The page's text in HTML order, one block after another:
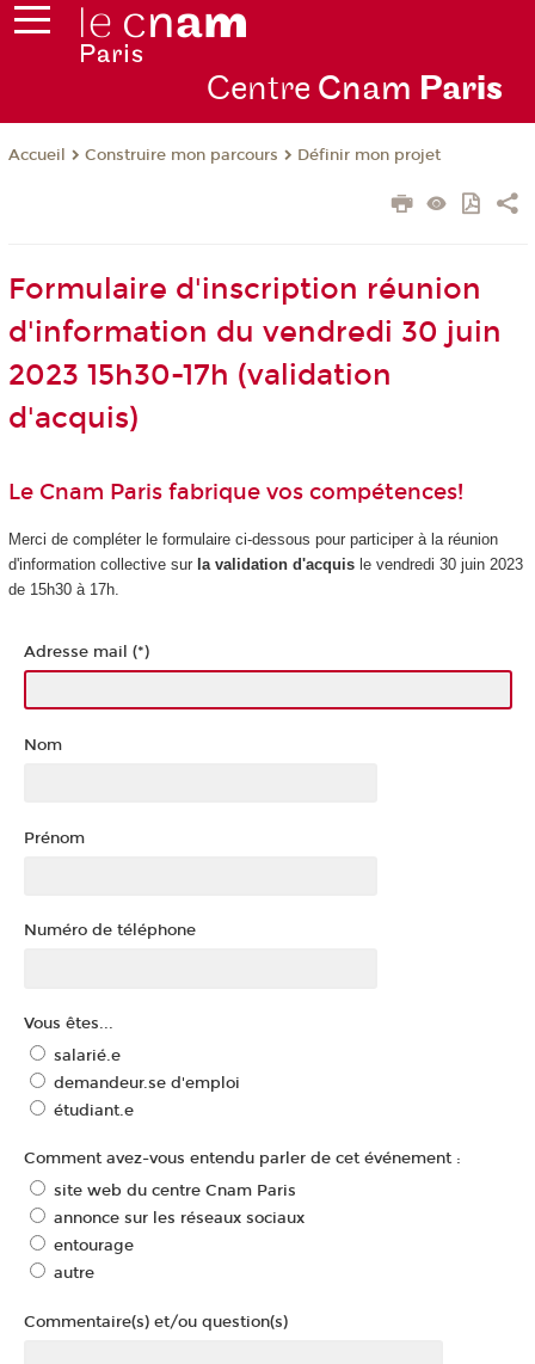
Centre Cnam Paris
Accueil Construire mon parcours Définir mon projet
Formulaire d'inscription réunion
d'information du vendredi 30 juin
2023 15h30-17h (validation
d'acquis)
Le Cnam Paris fabrique vos compétences!
Merci de compléter le formulaire ci-dessous pour participer à la réunion
d'information collective sur la validation d'acquisle vendredi 30 juin 2023
de 15h30 à 17h.
Adresse mail (*)
Nom
Prénom
Numéro de téléphone
Vous êtes...
salarié.e
demandeur.se d'emploi
étudiant.e
Comment avez-vous entendu parler de cet événement :
site web du centre Cnam Paris
annonce sur les réseaux sociaux
entourage
autre
Commentaire(s) et/ou question(s)